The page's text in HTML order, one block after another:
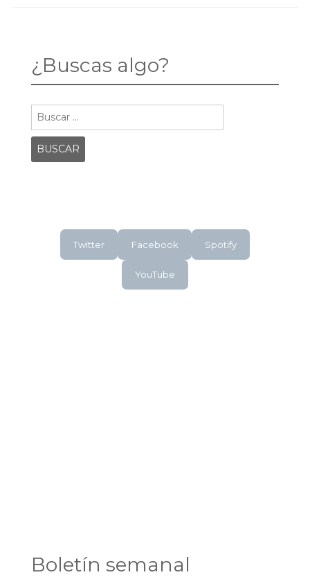
¿Buscas algo?
Twitter Facebook Spotify
YouTube
Boletín semanal